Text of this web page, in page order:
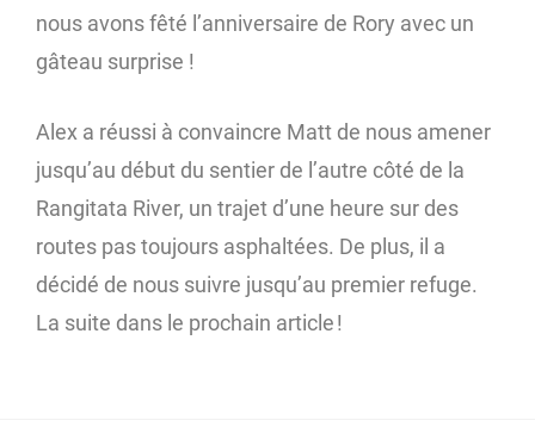
nous avons fêté l’anniversaire de Rory avec un
gâteau surprise !
Alex a réussi à convaincre Matt de nous amener
jusqu’au début du sentier de l’autre côté de la
Rangitata River, un trajet d’une heure sur des
routes pas toujours asphaltées. De plus, il a
décidé de nous suivre jusqu’au premier refuge.
La suite dans le prochain article !